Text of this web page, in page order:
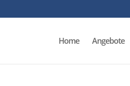
Home Angebote